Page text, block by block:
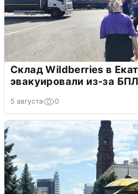
Склад Wildberries в
эвакуировали из-за
5 августа 0